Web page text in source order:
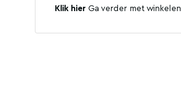
Klik hier Ga verder met winkelen